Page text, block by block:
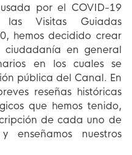
por el COVID-19
Visitas Guiadas
hemos decidido crear
en general
en los cuales se
pública del Canal. En
reseñas históricas
que hemos tenido,
de cada uno de
enseñamos nuestros